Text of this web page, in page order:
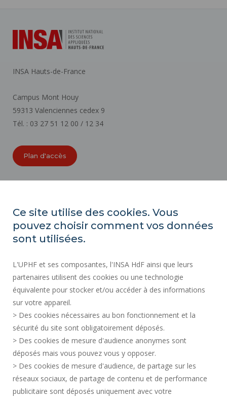
INSA Hauts-de-France
Campus Mont Houy
59313 Valenciennes cedex 9
Tél. : 03 27 51 12 00 / 12 34
Plan d'accès
INDEX ÉGALITÉ PROFESSIONNELLE
PLAN DU SITE
DONNÉES PERSONNELLES
MARCHÉS PUBLICS
MENTIONS LÉGALES
RECRUTEMENTS
CRÉDITS
ESPACE PRESSE
SERVICES PUBLICS +
CONTACTS
GESTION DES COOKIES
Ce site utilise des cookies. Vous
pouvez choisir comment vos données
sont utilisées.
L'UPHF et ses composantes, l'INSA HdF ainsi que leurs
partenaires utilisent des cookies ou une technologie
équivalente pour stocker et/ou accéder à des informations
sur votre appareil.
> Des cookies nécessaires au bon fonctionnement et la
sécurité du site sont obligatoirement déposés.
> Des cookies de mesure d'audience anonymes sont
déposés mais vous pouvez vous y opposer.
> Des cookies de mesure d'audience, de partage sur les
réseaux sociaux, de partage de contenu et de performance
publicitaire sont déposés uniquement avec votre